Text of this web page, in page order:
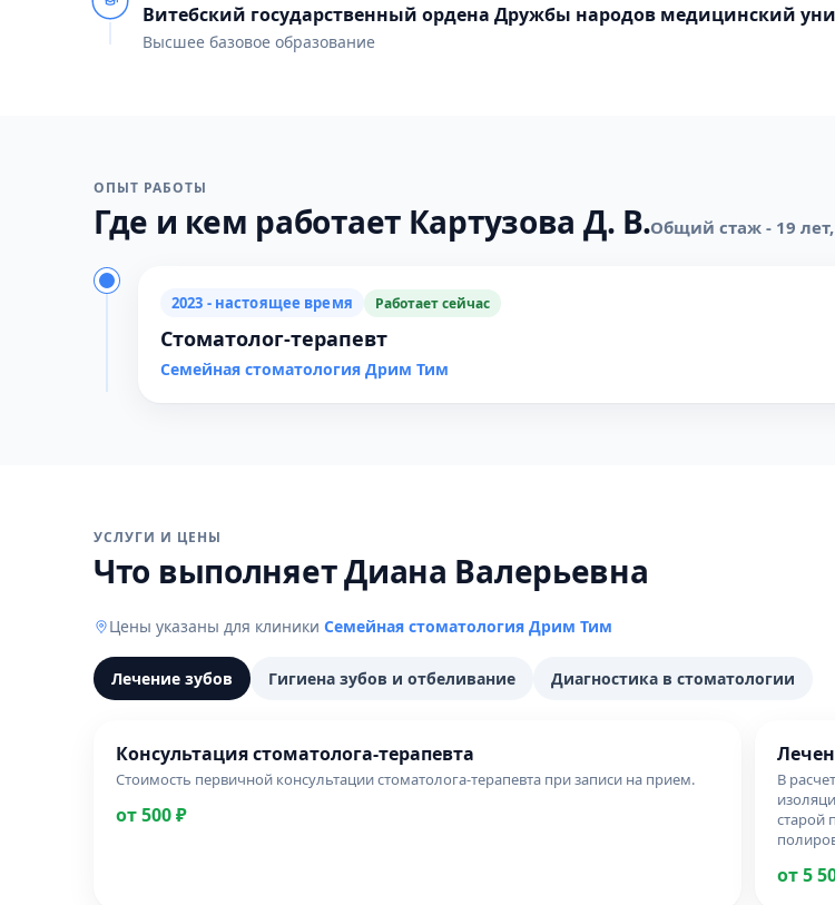
Витебский государственный ордена Дружбы народов медицинский
Высшее базовое образование
ОПЫТ РАБОТЫ
Где и кем работает Картузова Д. В.Общий стаж - 19 лет,
2023 - настоящее время Работает сейчас
Стоматолог-терапевт
Семейная стоматология Дрим Тим
УСЛУГИ И ЦЕНЫ
Что выполняет Диана Валерьевна
Цены указаны для клиники Семейная стоматология Дрим Тим
Лечение зубов Гигиена зубов и отбеливание Диагностика в стоматологии
Консультация стоматолога-терапевта
Стоимость первичной консультации стоматолога-терапевта при записи на прием.
от 500 ₽
В
старой
от 5